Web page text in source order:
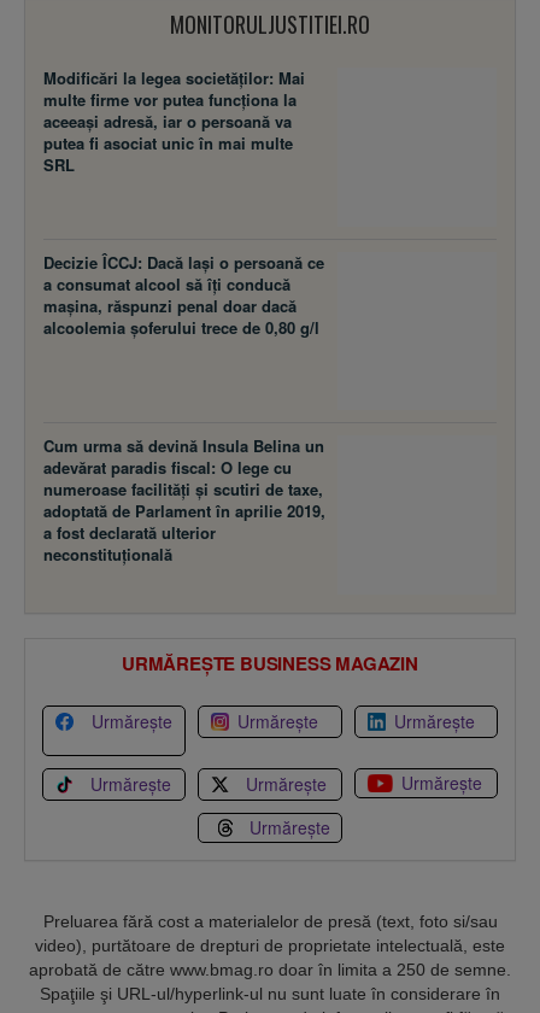
MONITORULJUSTITIEI.RO
Modificări la legea societăţilor: Mai
multe firme vor putea funcţiona la
aceeaşi adresă, iar o persoană va
putea fi asociat unic în mai multe
SRL
Decizie ÎCCJ: Dacă laşi o persoană ce
a consumat alcool să îţi conducă
maşina, răspunzi penal doar dacă
alcoolemia şoferului trece de 0,80 g/l
Cum urma să devină Insula Belina un
adevărat paradis fiscal: O lege cu
numeroase facilităţi şi scutiri de taxe,
adoptată de Parlament în aprilie 2019,
a fost declarată ulterior
neconstituţională
URMĂREȘTE BUSINESS MAGAZIN
Urmărește Urmărește Urmărește
Urmărește Urmărește
Urmărește
Urmărește
Preluarea fără cost a materialelor de presă (text, foto si/sau
video), purtătoare de drepturi de proprietate intelectuală, este
aprobată de către www.bmag.ro doar în limita a 250 de semne.
Spaţiile şi URL-ul/hyperlink-ul nu sunt luate în considerare în